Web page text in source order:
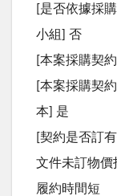
[是否依據採
小組] 否
[本案採購契
[本案採購契
本] 是
[契約是否訂
文件未訂物價
履約時間短